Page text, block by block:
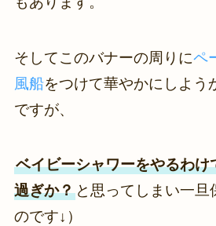
そしてこのバナーの周りにペ
風船をつけて華やかにしよう
ですが、
ベイビーシャワーをやるわけ
過ぎか？と思ってしまい一旦
のです↓）